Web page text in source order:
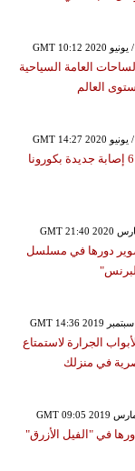
العامة السياحية
العالم
دورها في مسلسل
الجرارة لاستمتاع
في منزلك
في "الفيل الأزرق"